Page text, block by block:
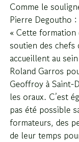
Comme le
Pierre Degoutho :
« Cette formation
soutien des chefs
accueillent au
Roland Garros
Geoffroy à Saint-
les oraux. C’est
pas été possible
formateurs, des
de leur temps